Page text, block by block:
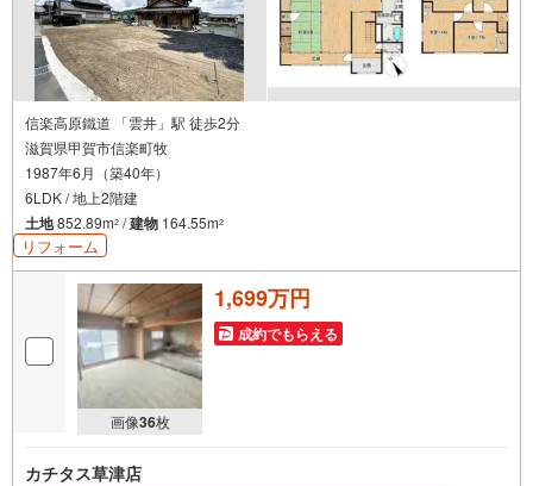
信楽高原鐵道 「雲井」駅 徒歩2分
滋賀県甲賀市信楽町牧
1987年6月（築40年）
6LDK / 地上2階建
土地852.89m2 /建物 164.55m2
リフォーム
画像36枚
1,699万円
成約でもらえる
カチタス草津店